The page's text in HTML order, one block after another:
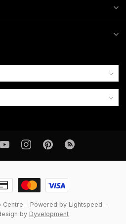
Centre - Powered by Lightspeed -
by Dyvelopment